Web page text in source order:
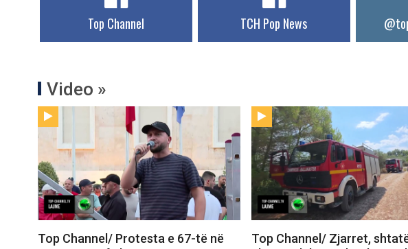
Top Channel TCH Pop News
Video »
Top Channel/ Protesta e 67-të në
Top Channel/ Zjarret,